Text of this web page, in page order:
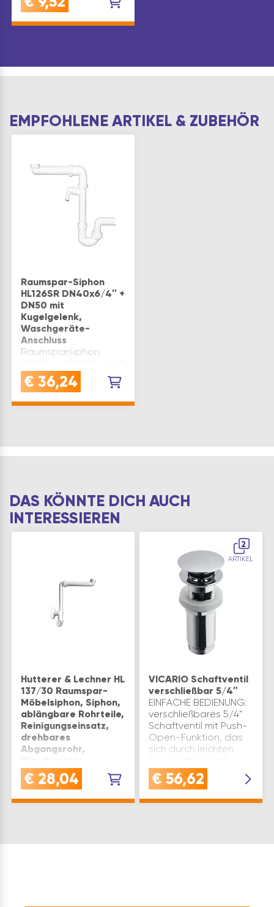
EMPFOHLENE ARTIKEL & ZUBEHÖR
Raumspar-Siphon
HL126SR DN40x6/4″ +
DN50 mit
Kugelgelenk,
Waschgeräte-
Anschluss
Raumsparsiphon
mit Kugelgelenk und
Waschgeräte-
€ 36,24
DAS KÖNNTE DICH AUCH
INTERESSIEREN
Hutterer & Lechner HL
137/30 Raumspar-
Möbelsiphon, Siphon,
ablängbare Rohrteile,
Reinigungseinsatz,
drehbares
Abgangsrohr,
5/4″x32 mm, PP
VERWENDUNG: HL 5/4"
€ 28,04
2
ARTIKEL
VICARIO Schaftventil
verschließbar 5/4″
EINFACHE BEDIENUNG:
verschließbares 5/4"
Schaftventil mit Push-
Open-Funktion, das
sich durch leichten
schließen
lässtMODERNES
€ 56,62